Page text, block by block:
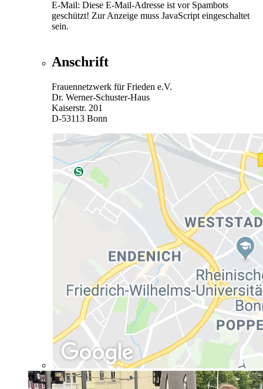
E-Mail: Diese E-Mail-Adresse ist vor Spambots
geschützt! Zur Anzeige muss JavaScript eingeschaltet
sein.
Anschrift
Frauennetzwerk für Frieden e.V.
Dr. Werner-Schuster-Haus
Kaiserstr. 201
D-53113 Bonn